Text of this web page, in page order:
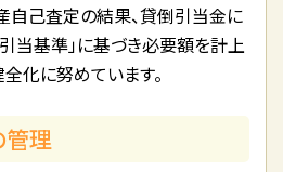
自己査定の結果、貸倒引当金に
当基準」に基づき必要額を計上
化に努めています。
管理